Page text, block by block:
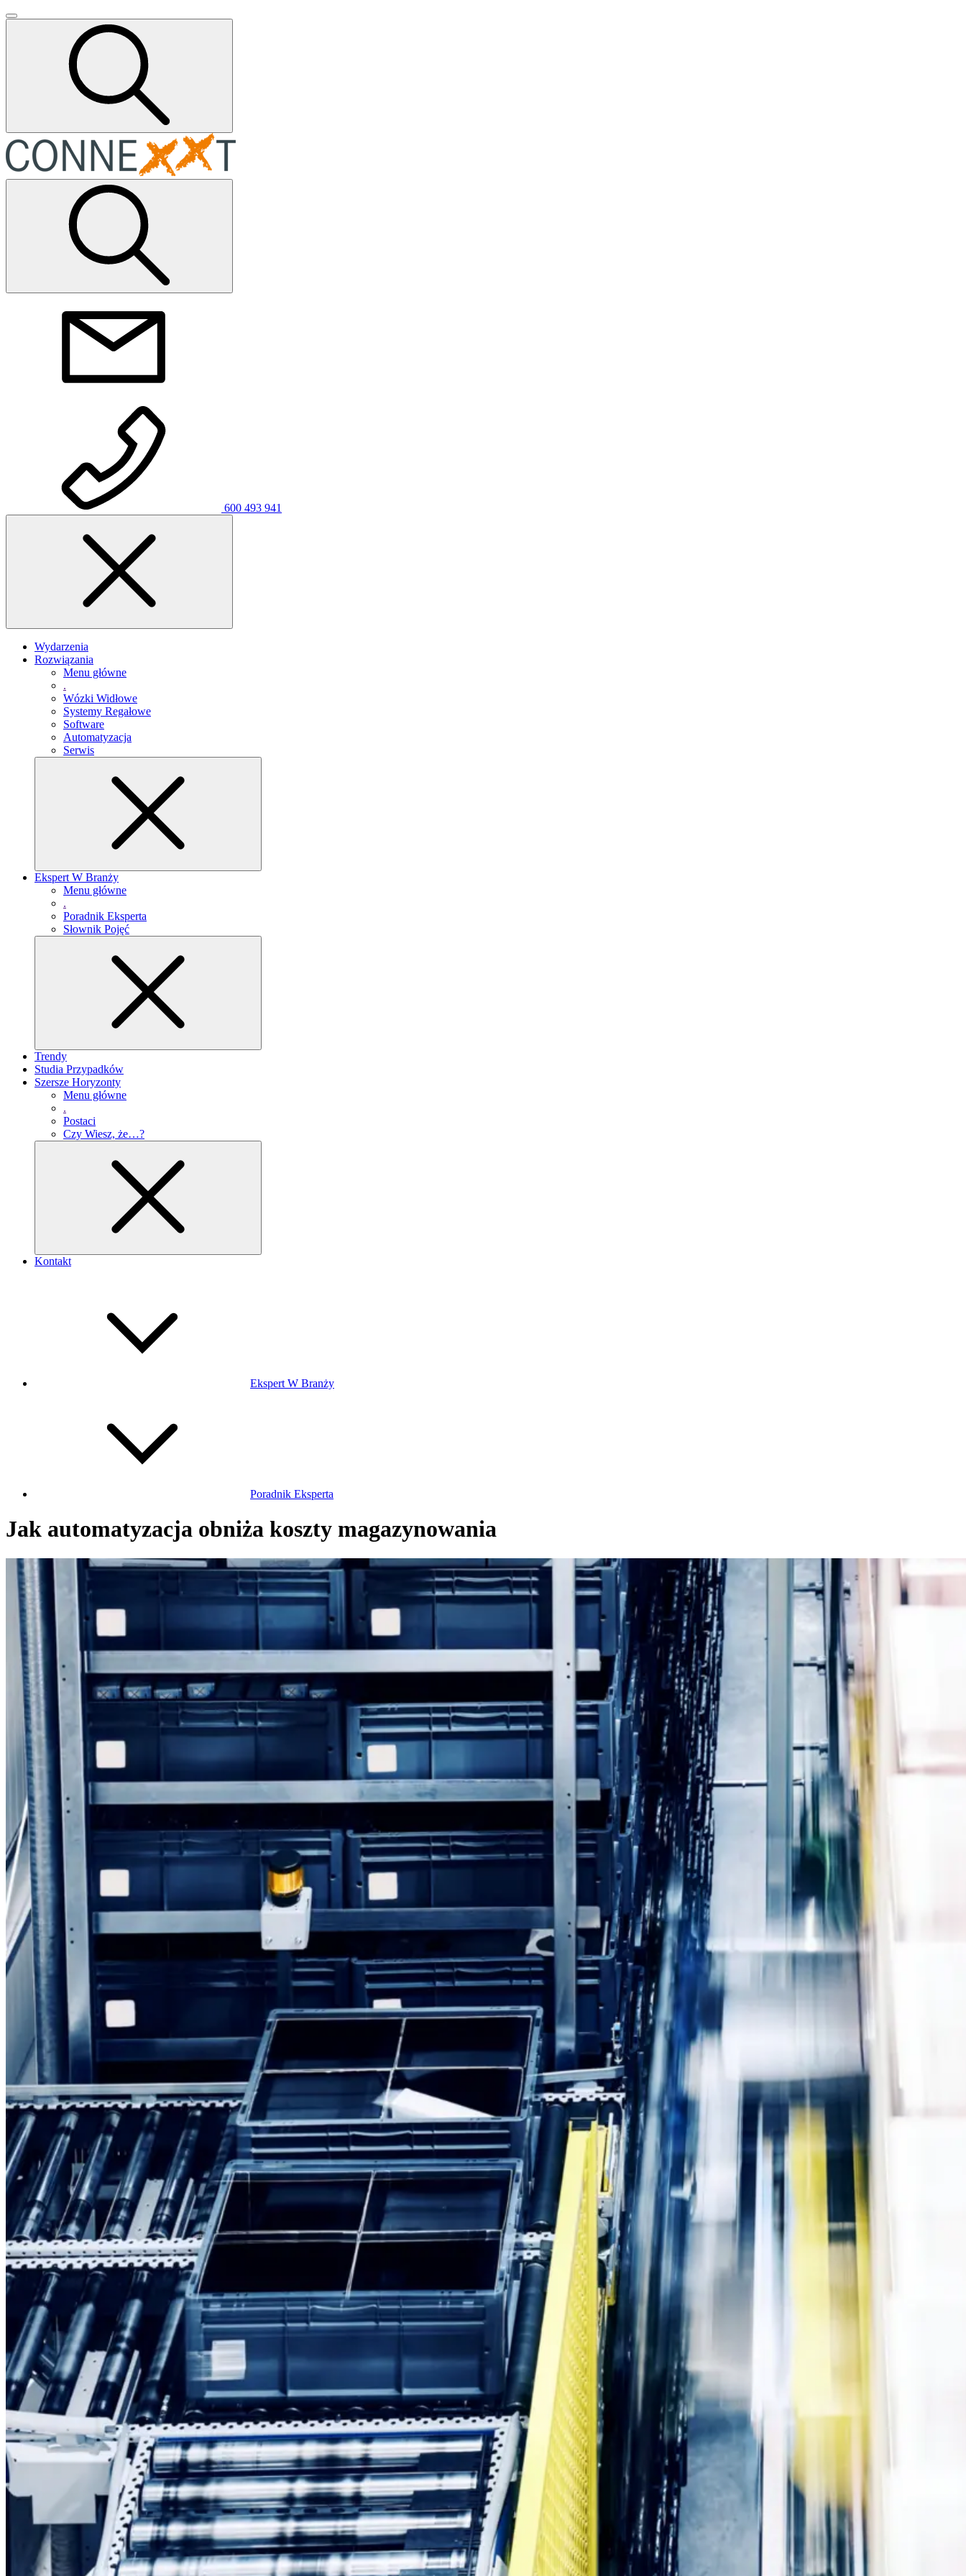
600 493 941
Wydarzenia
Rozwiązania
Menu główne
.
Wózki Widłowe
Systemy Regałowe
Software
Automatyzacja
Serwis
Ekspert W Branży
Menu główne
.
Poradnik Eksperta
Słownik Pojęć
Trendy
Studia Przypadków
Szersze Horyzonty
Menu główne
.
Postaci
Czy Wiesz, że…?
Kontakt
Ekspert W Branży
Poradnik Eksperta
Jak automatyzacja obniża koszty magazynowania